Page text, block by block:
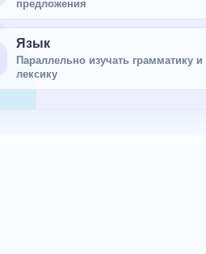
предложения
Язык
Параллельно изучать грамматику и
лексику